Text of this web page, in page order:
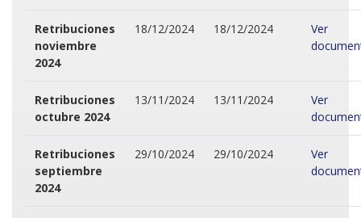
Retribuciones
noviembre
2024
18/12/2024 18/12/2024
Ver
Retribuciones
octubre 2024
13/11/2024 13/11/2024
Ver
Retribuciones
septiembre
2024
29/10/2024 29/10/2024
Ver